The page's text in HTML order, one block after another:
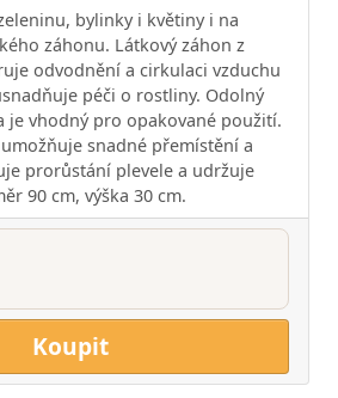
bylinky i květiny i na
záhonu. Látkový záhon z
odvodnění a cirkulaci vzduchu
péči o rostliny. Odolný
je vhodný pro opakované použití.
snadné přemístění a
prorůstání plevele a udržuje
90 cm, výška 30 cm.
Koupit